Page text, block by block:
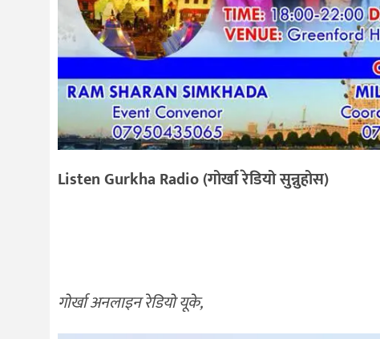
Listen Gurkha Radio (गोर्खा रेडियो सुन्नुहोस)
गोर्खा अनलाइन रेडियो यूके,